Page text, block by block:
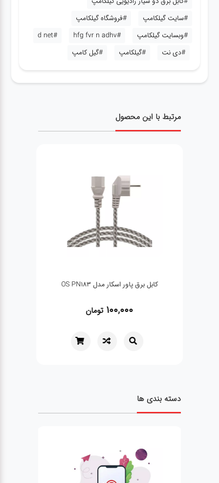
#سایت گیلکامپ
#فروشگاه گیلکامپ
#وبسایت گیلکامپ
#hfg fvr n adhv
#d net
#دی نت
#گیلکامپ #گیل کامپ
مرتبط با این محصول
کابل برق پاور اسکار مدل OS PN183
100,000 تومان
دسته بندی ها